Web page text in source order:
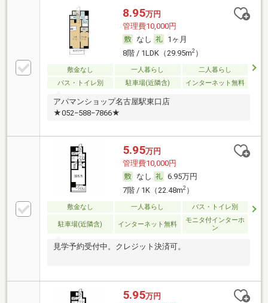
8.95万円
管理費10,000円
なし
1ヶ月
8階 / 1LDK（29.95m2）
敷金なし 一人暮らし
二人暮らし
バス・トイレ別
駐車場(近隣含) インターネット無料
アパマンショップ名古屋駅東口店
★052−588−7866★
5.95万円
管理費10,000円
なし
6.95万円
7階 / 1K（22.48m2）
敷金なし 一人暮らし バス・トイレ別
駐車場(近隣含) インターネット無料
モニタ付インターホ
ン
見学予約受付中。クレジット決済可。
5.95万円